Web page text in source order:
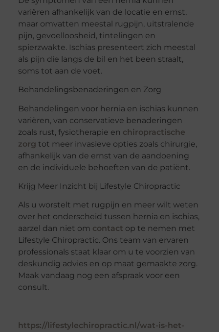
variëren afhankelijk van de locatie en ernst,
maar omvatten meestal rugpijn, uitstralende
pijn, gevoelloosheid, tintelingen en
spierzwakte. Ischias presenteert zich meestal
als pijn die langs de bil en het been straalt,
soms tot aan de voet.
Behandelingsbenaderingen en Zorg
Behandelingen voor hernia en ischias kunnen
variëren, van conservatieve benaderingen
zoals rust, fysiotherapie en chiropractische
zorg tot meer invasieve opties zoals chirurgie,
afhankelijk van de ernst van de aandoening
en de individuele behoeften van de patiënt.
Krijg Meer Inzicht bij Lifestyle Chiropractic
Als u worstelt met rugpijn en meer wilt weten
over het onderscheid tussen hernia en ischias,
aarzel dan niet om contact op te nemen met
Lifestyle Chiropractic. Ons team van ervaren
professionals staat klaar om u te voorzien van
deskundig advies en op maat gemaakte zorg.
Maak vandaag nog een afspraak voor een
consult.
https://lifestylechiropractic.nl/wat-is-het-